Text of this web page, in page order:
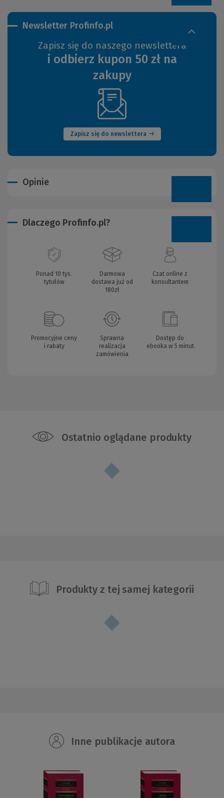
Newsletter Profinfo.pl
Zapisz się do naszego newslettera
i odbierz kupon 50 zł na
zakupy
Zapisz się do newslettera
(Nowe
okno)
Opinie
Dlaczego Profinfo.pl?
Ponad 10 tys.
tytułów
Darmowa
dostawa już od
180zł
Czat online z
konsultantem
Promocyjne ceny
i rabaty
Sprawna
realizacja
zamówienia
Dostęp do
ebooka w 5 minut
Ostatnio oglądane produkty
Produkty z tej samej kategorii
Inne publikacje autora